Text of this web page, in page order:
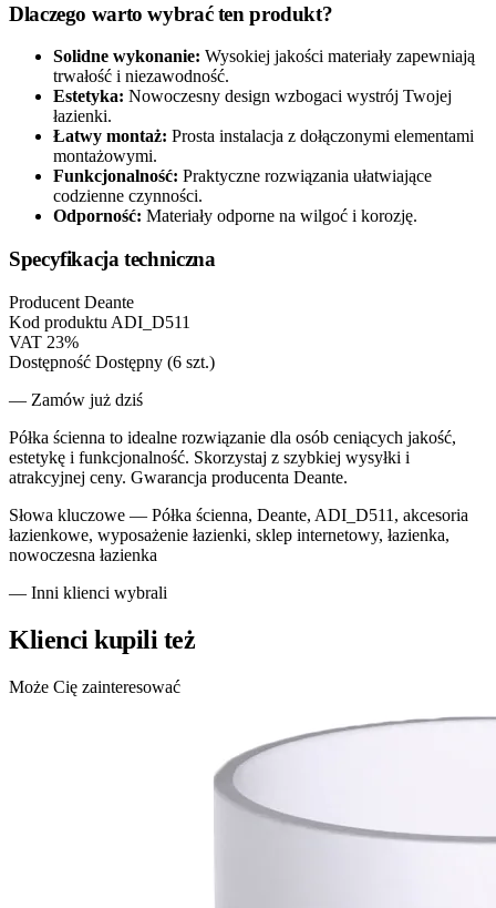
Dlaczego warto wybrać ten produkt?
Solidne wykonanie: Wysokiej jakości materiały zapewniają
trwałość i niezawodność.
Estetyka: Nowoczesny design wzbogaci wystrój Twojej
łazienki.
Łatwy montaż: Prosta instalacja z dołączonymi elementami
montażowymi.
Funkcjonalność: Praktyczne rozwiązania ułatwiające
codzienne czynności.
Odporność: Materiały odporne na wilgoć i korozję.
Specyfikacja techniczna
Producent Deante
Kod produktu ADI_D511
VAT 23%
Dostępność Dostępny (6 szt.)
— Zamów już dziś
Półka ścienna to idealne rozwiązanie dla osób ceniących jakość,
estetykę i funkcjonalność. Skorzystaj z szybkiej wysyłki i
atrakcyjnej ceny. Gwarancja producenta Deante.
Słowa kluczowe — Półka ścienna, Deante, ADI_D511, akcesoria
łazienkowe, wyposażenie łazienki, sklep internetowy, łazienka,
nowoczesna łazienka
— Inni klienci wybrali
Klienci kupili też
Może Cię zainteresować